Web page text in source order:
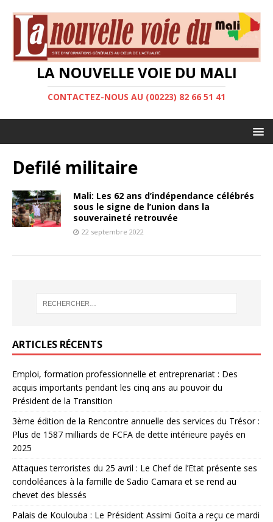
LA NOUVELLE VOIE DU MALI
CONTACTEZ-NOUS AU (00223) 82 66 51 41
Defilé militaire
Mali: Les 62 ans d’indépendance célébrés
sous le signe de l’union dans la
souveraineté retrouvée
22 septembre 2022
ARTICLES RÉCENTS
Emploi, formation professionnelle et entreprenariat : Des
acquis importants pendant les cinq ans au pouvoir du
Président de la Transition
3ème édition de la Rencontre annuelle des services du Trésor :
Plus de 1587 milliards de FCFA de dette intérieure payés en
2025
Attaques terroristes du 25 avril : Le Chef de l’Etat présente ses
condoléances à la famille de Sadio Camara et se rend au
chevet des blessés
Palais de Koulouba : Le Président Assimi Goïta a reçu ce mardi